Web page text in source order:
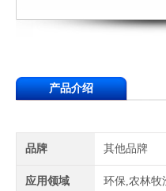
产品介绍
品牌 其他品牌
应用领域 环保,农林牧